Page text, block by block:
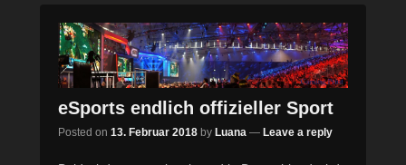
eSports endlich offizieller Sport
Posted on 13. Februar 2018 by Luana — Leave a reply